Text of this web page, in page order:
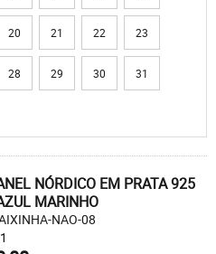
20 21 22 23
28 29 30 31
NÓRDICO EM PRATA 925
MARINHO
NAO-08